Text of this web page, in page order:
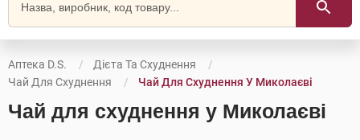
Аптека D.S.
Дієта Та Схуднення
Чай Для Схуднення
Чай Для Схуднення У Миколаєві
Чай для схуднення у Миколаєві